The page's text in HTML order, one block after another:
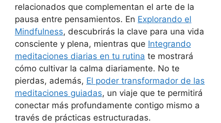
relacionados que complementan el arte de la
pausa entre pensamientos. En Explorando el
Mindfulness, descubrirás la clave para una vida
consciente y plena, mientras que Integrando
meditaciones diarias en tu rutina te mostrará
cómo cultivar la calma diariamente. No te
pierdas, además, El poder transformador de las
meditaciones guiadas, un viaje que te permitirá
conectar más profundamente contigo mismo a
través de prácticas estructuradas.